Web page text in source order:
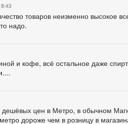
товаров неизменно высокое
надо.
и кофе, всё остальное даже
дешёвых цен в Метро, в обычном
дороже чем в розницу в